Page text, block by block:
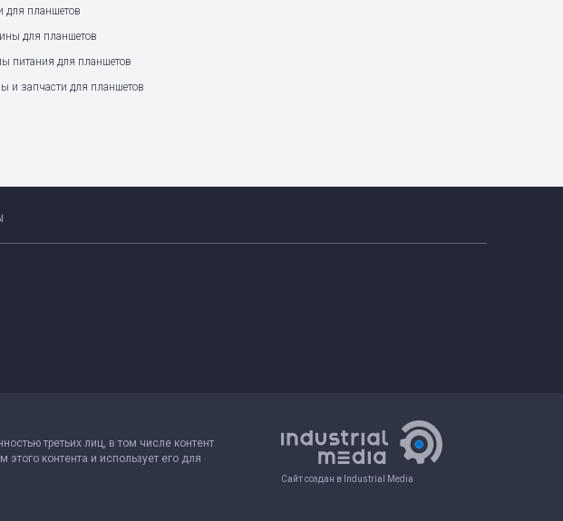
для планшетов
для планшетов
питания для планшетов
и запчасти для планшетов
третьих лиц, в том числе контент
контента и использует его для
Сайт создан в Industrial Media